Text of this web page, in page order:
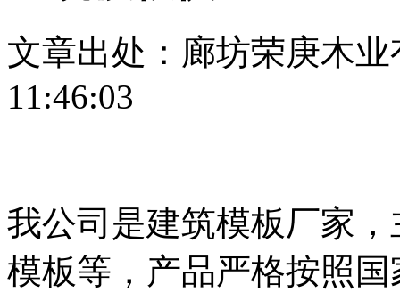
文章出处：廊坊荣庚木
11:46:03
我公司是建筑模板厂家
模板等，产品严格按照